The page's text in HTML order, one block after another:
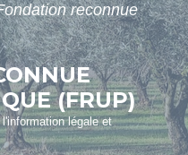
reconnue
(FRUP)
légale et